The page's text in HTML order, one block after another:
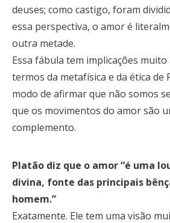
deuses; como castigo, foram
essa perspectiva, o amor é
outra metade.
Essa fábula tem implicações
termos da metafísica e da ética de
modo de afirmar que não somos
que os movimentos do amor são
complemento.
Platão diz que o amor “é uma
divina, fonte das principais
homem.”
Exatamente. Ele tem uma visão